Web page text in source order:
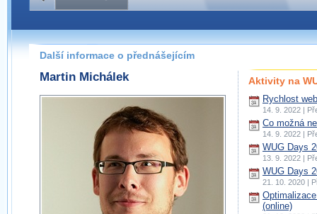
Další informace o přednášejícím
Martin Michálek Aktivity na
Rychlost
14. 9. 2022 |
Co možná
14. 9. 2022 |
WUG Days
13. 9. 2022 |
WUG Days
21. 10. 2020 |
(online)